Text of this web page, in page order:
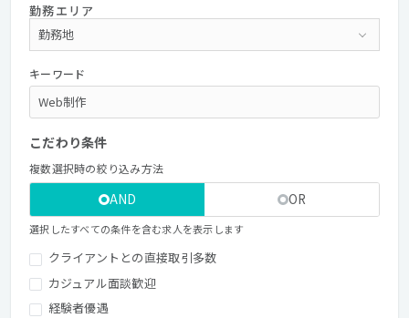
勤務エリア
キーワード
こだわり条件
複数選択時の絞り込み方法
AND OR
選択したすべての条件を含む求人を表示します
クライアントとの直接取引多数
カジュアル面談歓迎
経験者優遇